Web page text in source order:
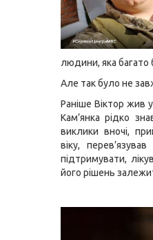
людини, яка багато
Але так було не
Раніше Віктор жив
Кам’янка рідко
виклики вночі,
віку,
підтримувати,
його рішень